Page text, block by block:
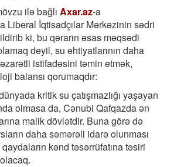
ilə bağlı Axar.az-a
Liberal İqtisadçılar Mərkəzinin sədri
ki, bu qərarın əsas məqsədi
deyil, su ehtiyatlarının daha
istifadəsini təmin etmək,
balansı qorumaqdır:
kritik su çatışmazlığı yaşayan
olmasa da, Cənubi Qafqazda ən
malik dövlətdir. Buna görə də
daha səmərəli idarə olunması
kənd təsərrüfatına təsiri